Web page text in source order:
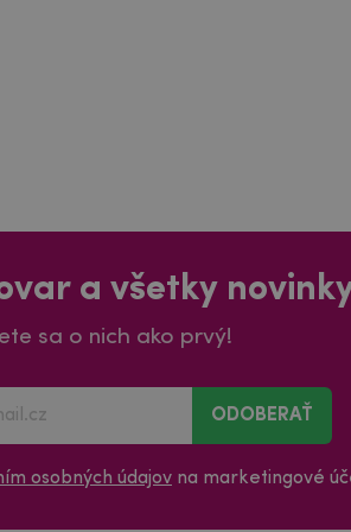
a všetky
sa o nich ako prvý!
ODOBERAŤ
osobných údajov na marketingové